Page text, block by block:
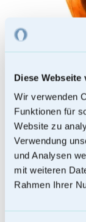
Diese Webseite
Wir verwenden
Funktionen für
Website zu
Verwendung
und Analysen
mit weiteren
Rahmen Ihrer